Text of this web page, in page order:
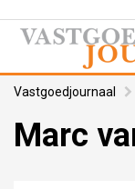
Vastgoedjournaal
Marc